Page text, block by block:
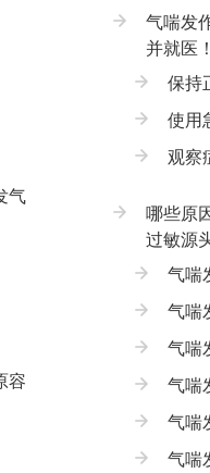
气
容
气喘发
并就医！
保持
使用
观察
哪些原
过敏源
气喘
气喘
气喘
气喘
气喘
气喘